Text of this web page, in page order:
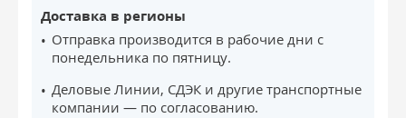
Доставка в регионы
Отправка производится в рабочие дни с
понедельника по пятницу.
Деловые Линии, СДЭК и другие транспортные
компании — по согласованию.